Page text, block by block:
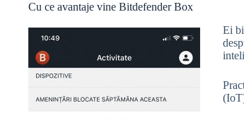
Cu ce avantaje vine Bitdefender Box
Ei